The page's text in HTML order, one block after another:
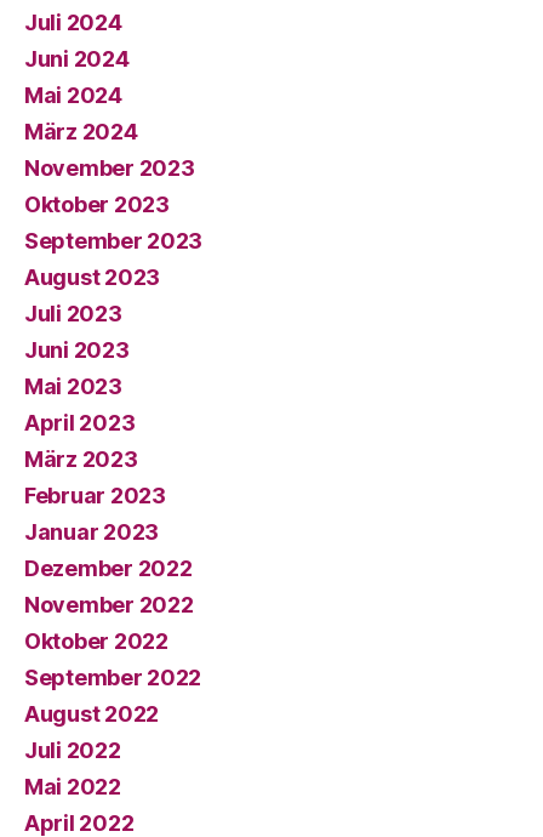
Juli 2024
Juni 2024
Mai 2024
März 2024
November 2023
Oktober 2023
September 2023
August 2023
Juli 2023
Juni 2023
Mai 2023
April 2023
März 2023
Februar 2023
Januar 2023
Dezember 2022
November 2022
Oktober 2022
September 2022
August 2022
Juli 2022
Mai 2022
April 2022